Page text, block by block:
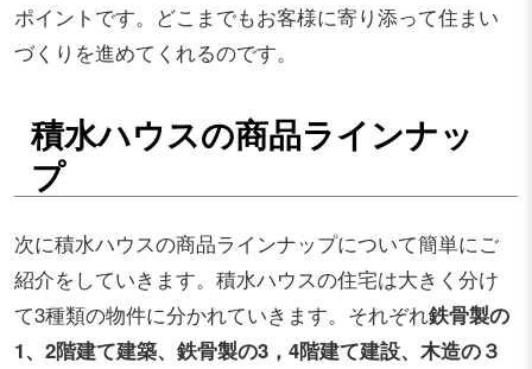
ポイントです。どこまでもお客様に寄り添って住まい
づくりを進めてくれるのです。
積水ハウスの商品ラインナッ
プ
次に積水ハウスの商品ラインナップについて簡単にご
紹介をしていきます。積水ハウスの住宅は大きく分け
て3種類の物件に分かれていきます。それぞれ鉄骨製の
1、2階建て建築、鉄骨製の3，4階建て建設、木造の３